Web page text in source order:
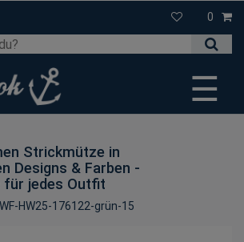
0
☰
Strickmütze in
Designs & Farben -
für jedes Outfit
WF-HW25-176122-grün-15